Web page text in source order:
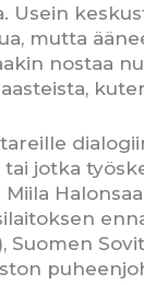
Usein
mutta
nostaa
tai jotka
Miila
Suomen